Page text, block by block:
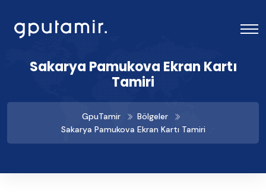
Sakarya Pamukova Ekran Kartı
Tamiri
GpuTamir
Bölgeler
Sakarya Pamukova Ekran Kartı Tamiri